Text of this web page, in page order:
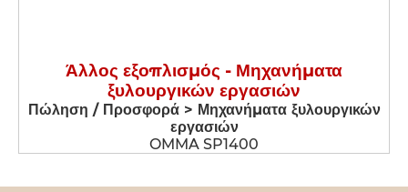
Άλλος εξοπλισμός - Μηχανήματα
ξυλουργικών εργασιών
Πώληση / Προσφορά > Μηχανήματα ξυλουργικών
εργασιών
OMMA SP1400